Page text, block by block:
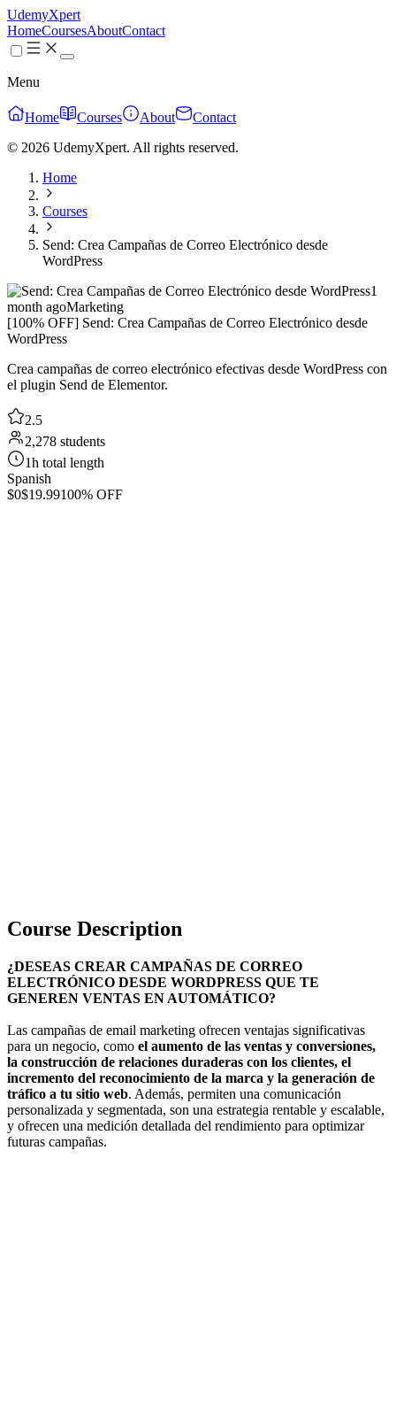
UdemyXpert
HomeCoursesAboutContact
Menu
Home Courses About
Contact
© 2026 UdemyXpert. All rights reserved.
Home
Courses
Send: Crea Campañas de Correo Electrónico desde
WordPress
1
month agoMarketing
[100% OFF] Send: Crea Campañas de Correo Electrónico desde
WordPress
Crea campañas de correo electrónico efectivas desde WordPress con
el plugin Send de Elementor.
2.5
2,278 students
1h total length
Spanish
$0$19.99100% OFF
Course Description
¿DESEAS CREAR CAMPAÑAS DE CORREO
ELECTRÓNICO DESDE WORDPRESS QUE TE
GENEREN VENTAS EN AUTOMÁTICO?
Las campañas de email marketing ofrecen ventajas significativas
para un negocio, como el aumento de las ventas y conversiones,
la construcción de relaciones duraderas con los clientes, el
incremento del reconocimiento de la marca y la generación de
tráfico a tu sitio web. Además, permiten una comunicación
personalizada y segmentada, son una estrategia rentable y escalable,
y ofrecen una medición detallada del rendimiento para optimizar
futuras campañas.